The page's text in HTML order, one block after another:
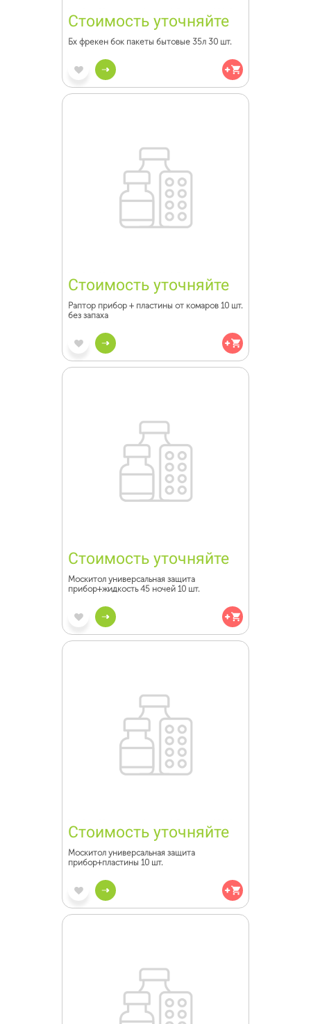
Стоимость уточняйте
Бх фрекен бок пакеты бытовые 35л 30 шт.
Стоимость уточняйте
Раптор прибор + пластины от комаров 10 шт.
без запаха
Стоимость уточняйте
Москитол универсальная защита
прибор+жидкость 45 ночей 10 шт.
Стоимость уточняйте
Москитол универсальная защита
прибор+пластины 10 шт.